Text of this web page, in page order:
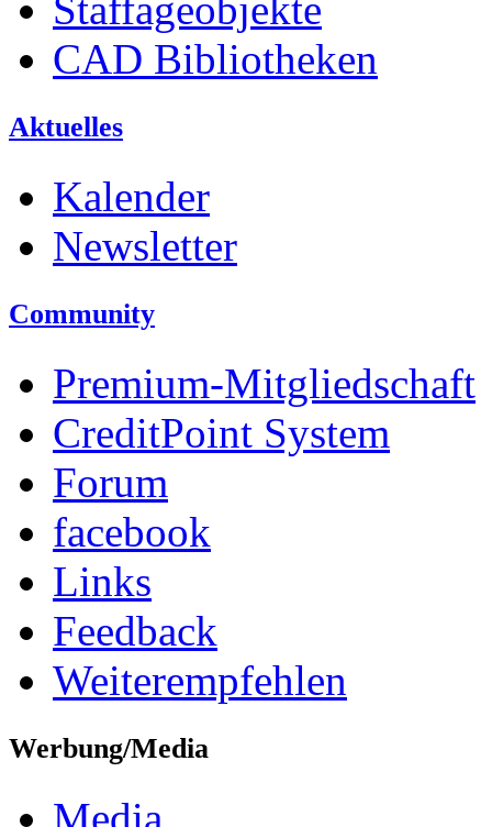
Staffageobjekte
CAD Bibliotheken
Aktuelles
Kalender
Newsletter
Community
Premium-Mitgliedschaft
CreditPoint System
Forum
facebook
Links
Feedback
Weiterempfehlen
Werbung/Media